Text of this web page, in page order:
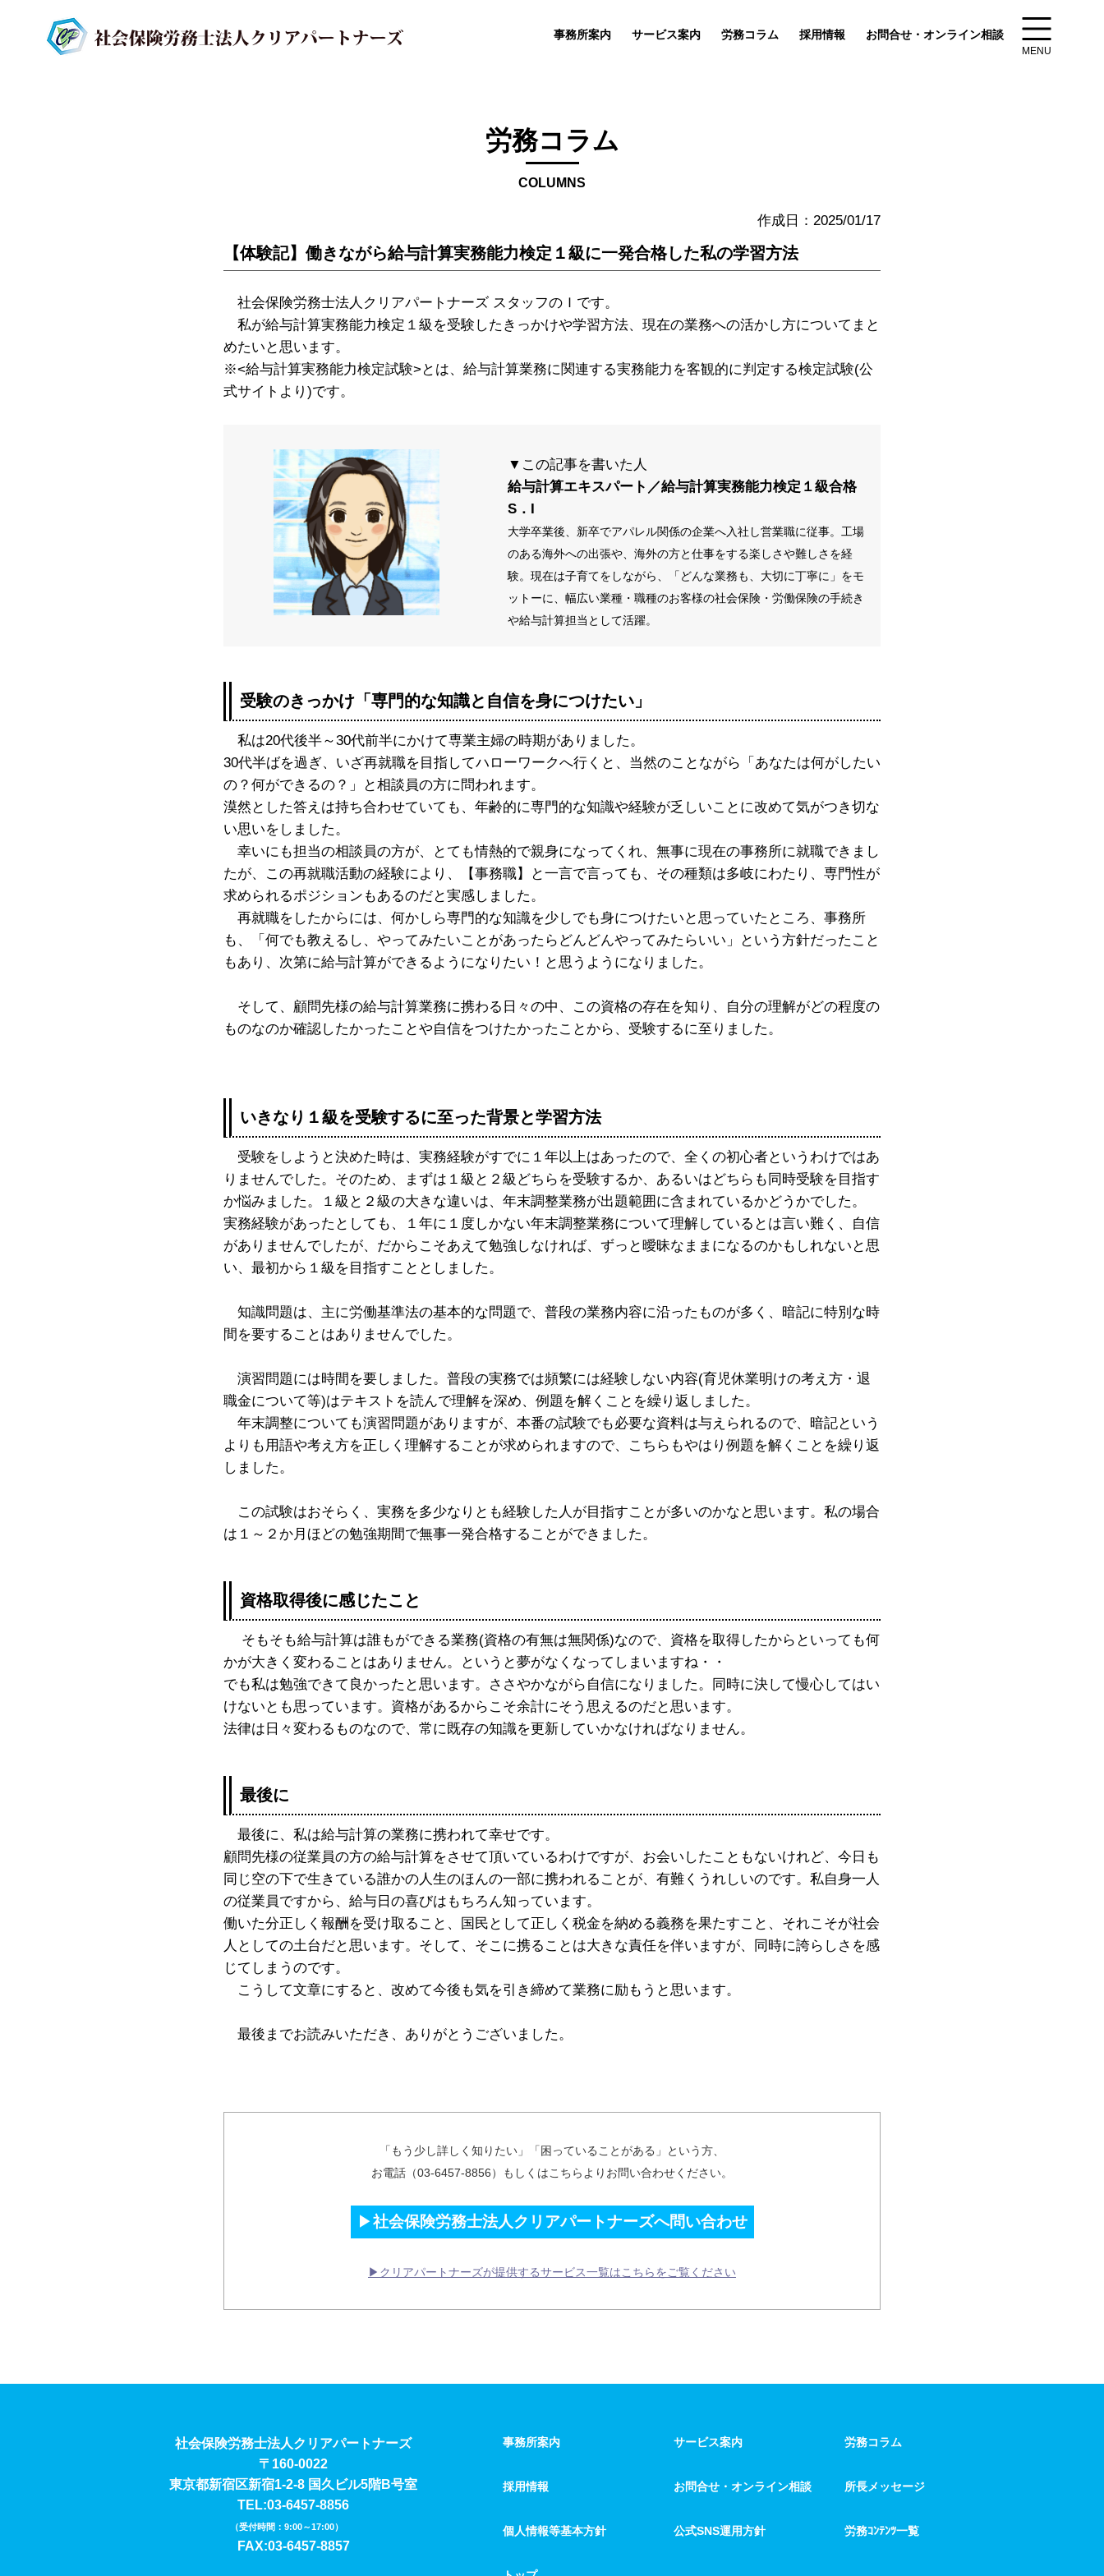
事務所案内 サービス案内 労務コラム 採用情報 お問合せ・オンライン相談
MENU
労務コラム
COLUMNS
作成日：2025/01/17
【体験記】働きながら給与計算実務能力検定１級に一発合格した私の学習方法
社会保険労務士法人クリアパートナーズ スタッフのＩです。
私が給与計算実務能力検定１級を受験したきっかけや学習方法、現在の業務への活かし方についてまと
めたいと思います。
※<給与計算実務能力検定試験>とは、給与計算業務に関連する実務能力を客観的に判定する検定試験(公
式サイトより)です。
▼この記事を書いた人
給与計算エキスパート／給与計算実務能力検定１級合格
S．I
大学卒業後、新卒でアパレル関係の企業へ入社し営業職に従事。工場
のある海外への出張や、海外の方と仕事をする楽しさや難しさを経
験。現在は子育てをしながら、「どんな業務も、大切に丁寧に」をモ
ットーに、幅広い業種・職種のお客様の社会保険・労働保険の手続き
や給与計算担当として活躍。
受験のきっかけ「専門的な知識と自信を身につけたい」
私は20代後半～30代前半にかけて専業主婦の時期がありました。
30代半ばを過ぎ、いざ再就職を目指してハローワークへ行くと、当然のことながら「あなたは何がしたい
の？何ができるの？」と相談員の方に問われます。
漠然とした答えは持ち合わせていても、年齢的に専門的な知識や経験が乏しいことに改めて気がつき切な
い思いをしました。
幸いにも担当の相談員の方が、とても情熱的で親身になってくれ、無事に現在の事務所に就職できまし
たが、この再就職活動の経験により、【事務職】と一言で言っても、その種類は多岐にわたり、専門性が
求められるポジションもあるのだと実感しました。
再就職をしたからには、何かしら専門的な知識を少しでも身につけたいと思っていたところ、事務所
も、「何でも教えるし、やってみたいことがあったらどんどんやってみたらいい」という方針だったこと
もあり、次第に給与計算ができるようになりたい！と思うようになりました。
そして、顧問先様の給与計算業務に携わる日々の中、この資格の存在を知り、自分の理解がどの程度の
ものなのか確認したかったことや自信をつけたかったことから、受験するに至りました。
いきなり１級を受験するに至った背景と学習方法
受験をしようと決めた時は、実務経験がすでに１年以上はあったので、全くの初心者というわけではあ
りませんでした。そのため、まずは１級と２級どちらを受験するか、あるいはどちらも同時受験を目指す
か悩みました。１級と２級の大きな違いは、年末調整業務が出題範囲に含まれているかどうかでした。
実務経験があったとしても、１年に１度しかない年末調整業務について理解しているとは言い難く、自信
がありませんでしたが、だからこそあえて勉強しなければ、ずっと曖昧なままになるのかもしれないと思
い、最初から１級を目指すこととしました。
知識問題は、主に労働基準法の基本的な問題で、普段の業務内容に沿ったものが多く、暗記に特別な時
間を要することはありませんでした。
演習問題には時間を要しました。普段の実務では頻繁には経験しない内容(育児休業明けの考え方・退
職金について等)はテキストを読んで理解を深め、例題を解くことを繰り返しました。
年末調整についても演習問題がありますが、本番の試験でも必要な資料は与えられるので、暗記という
よりも用語や考え方を正しく理解することが求められますので、こちらもやはり例題を解くことを繰り返
しました。
この試験はおそらく、実務を多少なりとも経験した人が目指すことが多いのかなと思います。私の場合
は１～２か月ほどの勉強期間で無事一発合格することができました。
資格取得後に感じたこと
そもそも給与計算は誰もができる業務(資格の有無は無関係)なので、資格を取得したからといっても何
かが大きく変わることはありません。というと夢がなくなってしまいますね・・
でも私は勉強できて良かったと思います。ささやかながら自信になりました。同時に決して慢心してはい
けないとも思っています。資格があるからこそ余計にそう思えるのだと思います。
法律は日々変わるものなので、常に既存の知識を更新していかなければなりません。
最後に
最後に、私は給与計算の業務に携われて幸せです。
顧問先様の従業員の方の給与計算をさせて頂いているわけですが、お会いしたこともないけれど、今日も
同じ空の下で生きている誰かの人生のほんの一部に携われることが、有難くうれしいのです。私自身一人
の従業員ですから、給与日の喜びはもちろん知っています。
働いた分正しく報酬を受け取ること、国民として正しく税金を納める義務を果たすこと、それこそが社会
人としての土台だと思います。そして、そこに携ることは大きな責任を伴いますが、同時に誇らしさを感
じてしまうのです。
こうして文章にすると、改めて今後も気を引き締めて業務に励もうと思います。
最後までお読みいただき、ありがとうございました。
「もう少し詳しく知りたい」「困っていることがある」という方、
お電話（03-6457-8856）もしくはこちらよりお問い合わせください。
▶社会保険労務士法人クリアパートナーズへ問い合わせ
▶クリアパートナーズが提供するサービス一覧はこちらをご覧ください
社会保険労務士法人クリアパートナーズ
〒160-0022
東京都新宿区新宿1-2-8 国久ビル5階B号室
TEL:03-6457-8856
（受付時間：9:00～17:00）
FAX:03-6457-8857
事務所案内 サービス案内 労務コラム
採用情報 お問合せ・オンライン相談 所長メッセージ
個人情報等基本方針 公式SNS運用方針 労務ｺﾝﾃﾝﾂ一覧